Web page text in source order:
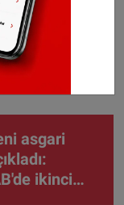
veya
asgari
ikinci